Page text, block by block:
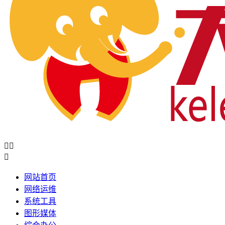
 

网站首页
网络运维
系统工具
图形媒体